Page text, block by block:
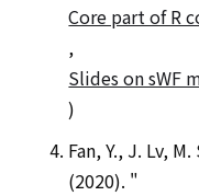
Core part of R
,
Slides on sWF
)
Fan, Y., J. Lv,
(2020). "